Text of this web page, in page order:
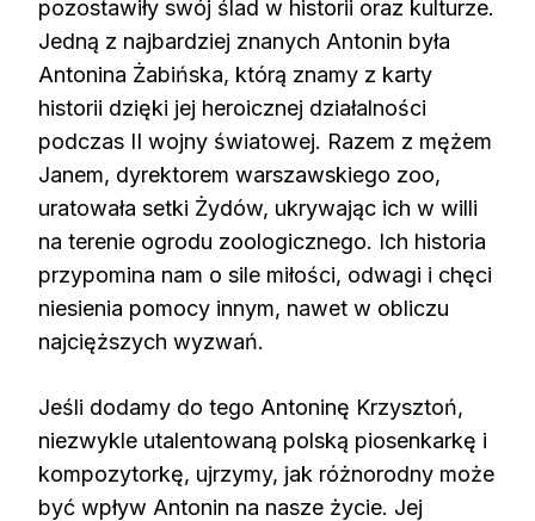
pozostawiły swój ślad w historii oraz kulturze.
Jedną z najbardziej znanych Antonin była
Antonina Żabińska, którą znamy z karty
historii dzięki jej heroicznej działalności
podczas II wojny światowej. Razem z mężem
Janem, dyrektorem warszawskiego zoo,
uratowała setki Żydów, ukrywając ich w willi
na terenie ogrodu zoologicznego. Ich historia
przypomina nam o sile miłości, odwagi i chęci
niesienia pomocy innym, nawet w obliczu
najcięższych wyzwań.
Jeśli dodamy do tego Antoninę Krzysztoń,
niezwykle utalentowaną polską piosenkarkę i
kompozytorkę, ujrzymy, jak różnorodny może
być wpływ Antonin na nasze życie. Jej